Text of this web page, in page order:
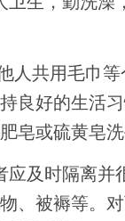
人共用毛巾等
良好的生活
皂或硫黄皂洗
应及时隔离并
、被褥等。